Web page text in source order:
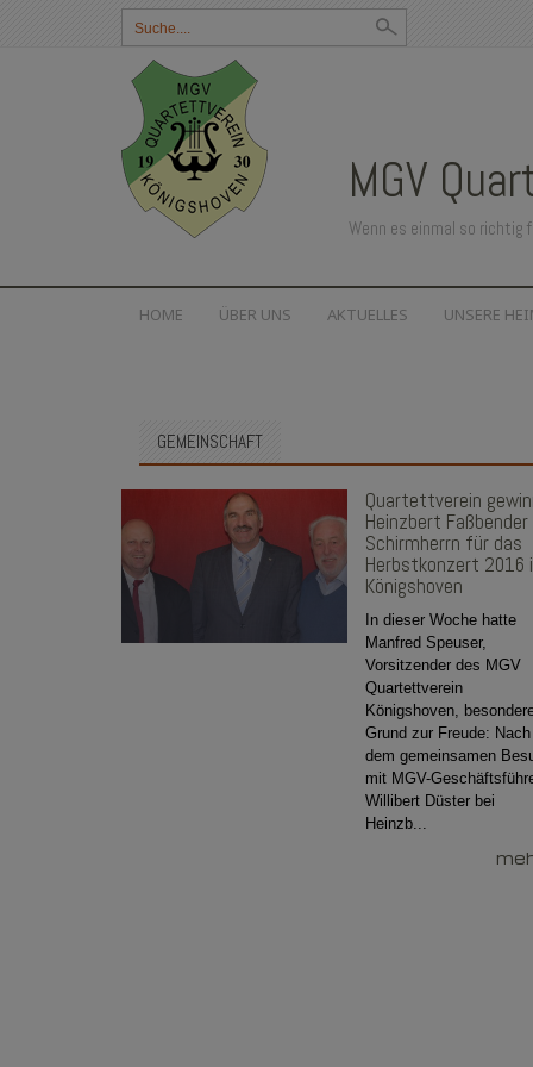
Suchbegriff
eingeben:
MGV
Wenn es einmal so
SKIP
HOME ÜBER UNS AKTUELLES UNSERE
GEMEINSCHAFT
Quartettverein
Heinzbert
Schirmherrn für das
Herbstkonzert 2016
Königshoven
In dieser Woche hatte
Manfred Speuser,
Vorsitzender des MGV
Quartettverein
Königshoven,
Grund zur Freude: Nach
dem gemeinsamen
mit MGV-
Willibert Düster bei
Heinzb...